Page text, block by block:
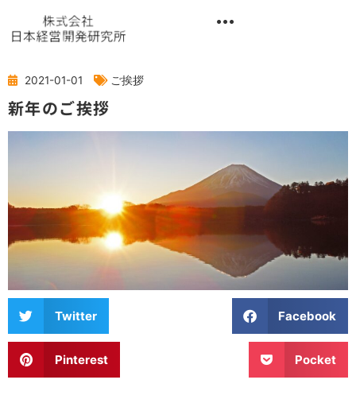
キ
プ
2021-01-01 ご挨拶
新年のご挨拶
Twitter Facebook
Pinterest Pocket